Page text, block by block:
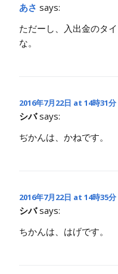
あさ says:
ただーし、入出金のタ
な。
2016年7月22日 at 14時31分
シバ says:
ぢかんは、かねです。
2016年7月22日 at 14時35分
シバ says:
ちかんは、はげです。